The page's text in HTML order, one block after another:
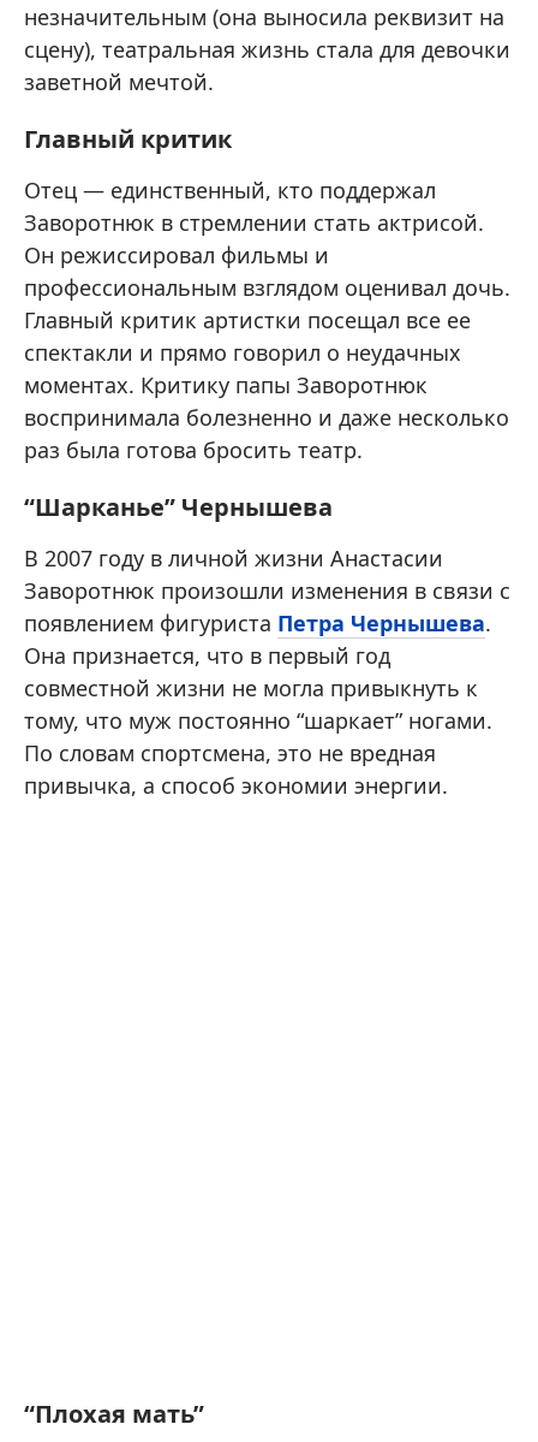
незначительным (она выносила реквизит на
сцену), театральная жизнь стала для девочки
заветной мечтой.
Главный критик
Отец — единственный, кто поддержал
Заворотнюк в стремлении стать актрисой.
Он режиссировал фильмы и
профессиональным взглядом оценивал дочь.
Главный критик артистки посещал все ее
спектакли и прямо говорил о неудачных
моментах. Критику папы Заворотнюк
воспринимала болезненно и даже несколько
раз была готова бросить театр.
“Шарканье” Чернышева
В 2007 году в личной жизни Анастасии
Заворотнюк произошли изменения в связи с
появлением фигуриста Петра Чернышева.
Она признается, что в первый год
совместной жизни не могла привыкнуть к
тому, что муж постоянно “шаркает” ногами.
По словам спортсмена, это не вредная
привычка, а способ экономии энергии.
“Плохая мать”